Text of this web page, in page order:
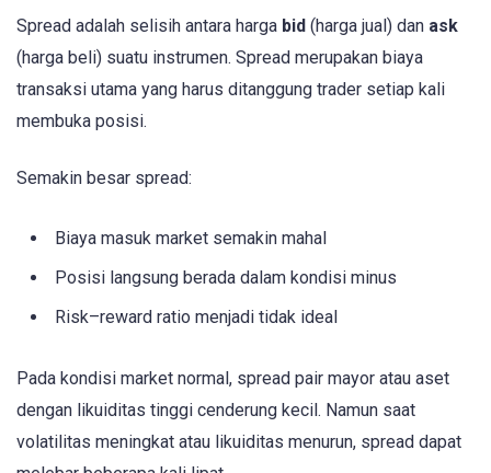
Spread adalah selisih antara harga bid (harga jual) dan ask
(harga beli) suatu instrumen. Spread merupakan biaya
transaksi utama yang harus ditanggung trader setiap kali
membuka posisi.
Semakin besar spread:
Biaya masuk market semakin mahal
Posisi langsung berada dalam kondisi minus
Risk–reward ratio menjadi tidak ideal
Pada kondisi market normal, spread pair mayor atau aset
dengan likuiditas tinggi cenderung kecil. Namun saat
volatilitas meningkat atau likuiditas menurun, spread dapat